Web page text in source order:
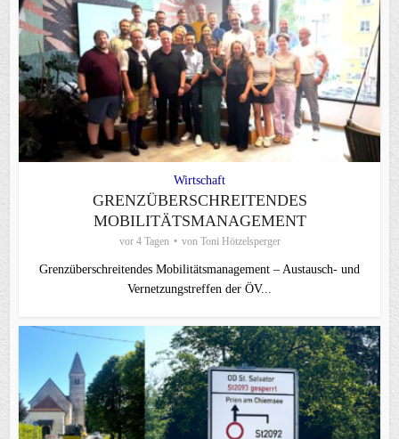
Wirtschaft
GRENZÜBERSCHREITENDES
MOBILITÄTSMANAGEMENT
vor 4 Tagen von Toni Hötzelsperger
Grenzüberschreitendes Mobilitätsmanagement – Austausch- und
Vernetzungstreffen der ÖV...